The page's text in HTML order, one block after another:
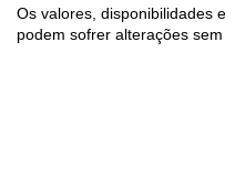
Os valores, disponibilidades
podem sofrer alterações sem